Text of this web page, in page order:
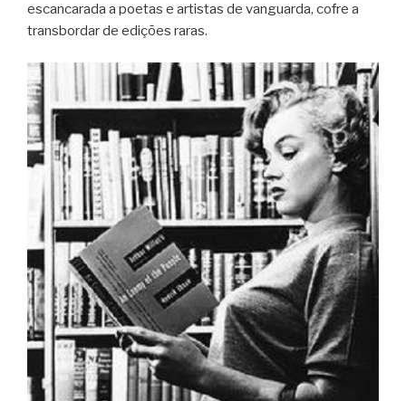
escancarada a poetas e artistas de vanguarda, cofre a
transbordar de edições raras.